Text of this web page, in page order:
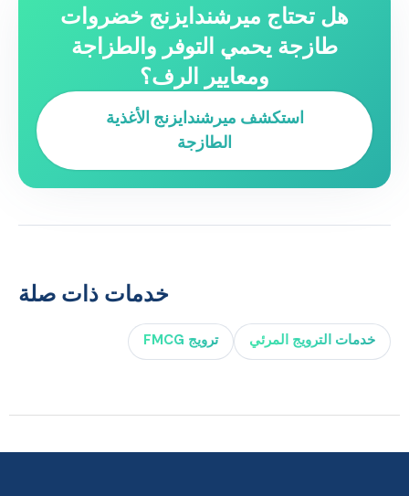
هل تحتاج ميرشندايزنج خضروات
طازجة يحمي التوفر والطزاجة
ومعايير الرف؟
استكشف ميرشندايزنج الأغذية
الطازجة
خدمات ذات صلة
خدمات الترويج المرئي ترويج FMCG